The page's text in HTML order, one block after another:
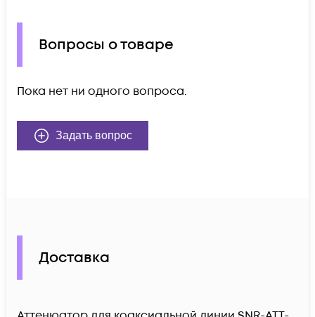
Вопросы о товаре
Пока нет ни одного вопроса.
Задать вопрос
Доставка